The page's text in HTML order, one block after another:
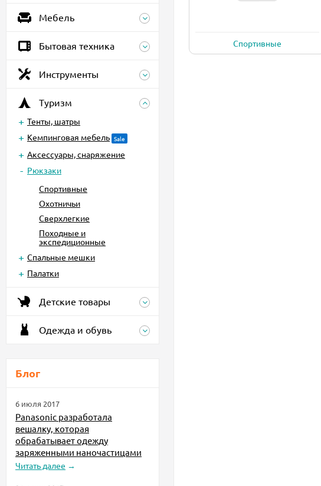
Мебель
Бытовая техника
Инструменты
Туризм
Тенты, шатры
Кемпинговая мебель Sale
Аксессуары, снаряжение
Рюкзаки
Cпортивные
Охотничьи
Сверхлегкие
Походные и
экспедиционные
Спальные мешки
Палатки
Детские товары
Одежда и обувь
Блог
6 июля 2017
Panasonic разработала
вешалку, которая
обрабатывает одежду
заряженными наночастицами
Читать далее →
Cпортивные